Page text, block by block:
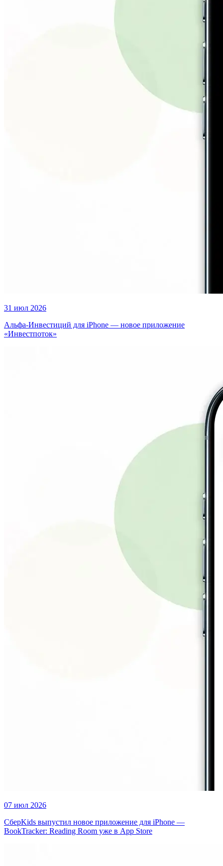
31 июл 2026
Альфа-Инвестиций для iPhone — новое приложение
«Инвестпоток»
07 июл 2026
СберKids выпустил новое приложение для iPhone —
BookTracker: Reading Room уже в App Store